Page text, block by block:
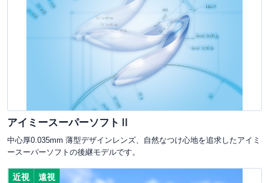
アイミースーパーソフトⅡ
中心厚0.035mm 薄型デザインレンズ、自然なつけ心地を追求したアイミ
ースーパーソフトの後継モデルです。
近視 遠視